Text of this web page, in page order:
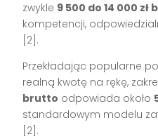
zwykle 9 500 do 14 000 zł
kompetencji,
[2].
Przekładając popularne
realną kwotę na rękę,
brutto odpowiada około
standardowym modelu
[2].